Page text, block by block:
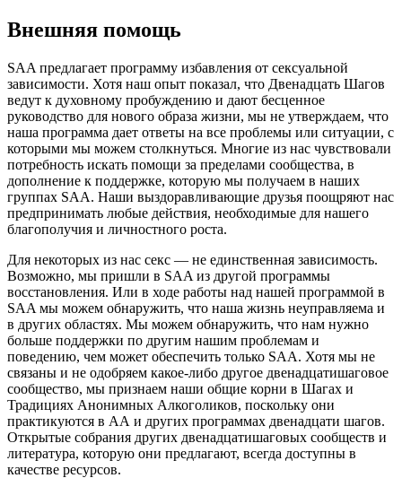
Skip
to
Внешняя помощь
SAA предлагает программу избавления от сексуальной
зависимости. Хотя наш опыт показал, что Двенадцать Шагов
ведут к духовному пробуждению и дают бесценное
руководство для нового образа жизни, мы не утверждаем, что
наша программа дает ответы на все проблемы или ситуации, с
которыми мы можем столкнуться. Многие из нас чувствовали
потребность искать помощи за пределами сообщества, в
дополнение к поддержке, которую мы получаем в наших
группах SAA. Наши выздоравливающие друзья поощряют нас
предпринимать любые действия, необходимые для нашего
благополучия и личностного роста.
Для некоторых из нас секс — не единственная зависимость.
Возможно, мы пришли в SAA из другой программы
восстановления. Или в ходе работы над нашей программой в
SAA мы можем обнаружить, что наша жизнь неуправляема и
в других областях. Мы можем обнаружить, что нам нужно
больше поддержки по другим нашим проблемам и
поведению, чем может обеспечить только SAA. Хотя мы не
связаны и не одобряем какое-либо другое двенадцатишаговое
сообщество, мы признаем наши общие корни в Шагах и
Традициях Анонимных Алкоголиков, поскольку они
практикуются в АА и других программах двенадцати шагов.
Открытые собрания других двенадцатишаговых сообществ и
литература, которую они предлагают, всегда доступны в
качестве ресурсов.